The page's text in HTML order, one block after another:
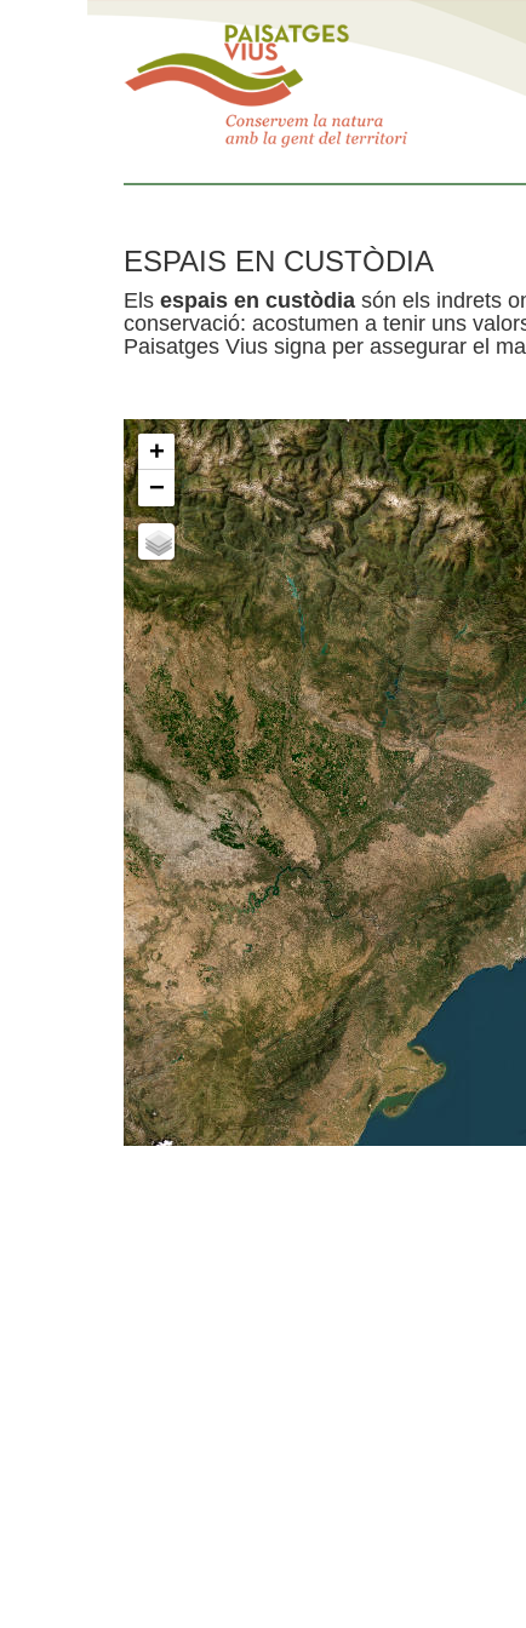
ESPAIS EN CUSTÒDIA
Els espais en custòdia són els indrets
conservació: acostumen a tenir uns
Paisatges Vius signa per assegurar el
+
−